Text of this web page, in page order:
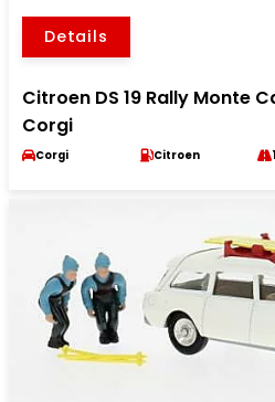
Details
Citroen DS 19 Rally Monte
Corgi
Corgi Citroen